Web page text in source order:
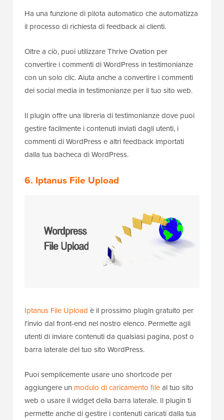
Ha una funzione di pilota automatico che automatizza
il processo di richiesta di feedback ai clienti.
Oltre a ciò, puoi utilizzare Thrive Ovation per
convertire i commenti di WordPress in testimonianze
con un solo clic. Aiuta anche a convertire i commenti
dei social media in testimonianze per il tuo sito web.
Il plugin offre una libreria di testimonianze dove puoi
gestire facilmente i contenuti inviati dagli utenti, i
commenti di WordPress e altri feedback importati
dalla tua bacheca di WordPress.
6. Iptanus File Upload
Iptanus File Upload è il prossimo plugin gratuito per
l'invio dal front-end nel nostro elenco. Permette agli
utenti di inviare contenuti da qualsiasi pagina, post o
barra laterale del tuo sito WordPress.
Puoi semplicemente usare uno shortcode per
aggiungere un modulo di caricamento fileal tuo sito
web o usare il widget della barra laterale. Il plugin ti
permette anche di gestire i contenuti caricati dalla tua